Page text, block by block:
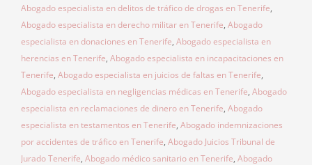
Abogado especialista en delitos de tráfico de drogas en Tenerife,
Abogado especialista en derecho militar en Tenerife, Abogado
especialista en donaciones en Tenerife, Abogado especialista en
herencias en Tenerife, Abogado especialista en incapacitaciones en
Tenerife, Abogado especialista en juicios de faltas en Tenerife,
Abogado especialista en negligencias médicas en Tenerife, Abogado
especialista en reclamaciones de dinero en Tenerife, Abogado
especialista en testamentos en Tenerife, Abogado indemnizaciones
por accidentes de tráfico en Tenerife, Abogado Juicios Tribunal de
Jurado Tenerife, Abogado médico sanitario en Tenerife, Abogado